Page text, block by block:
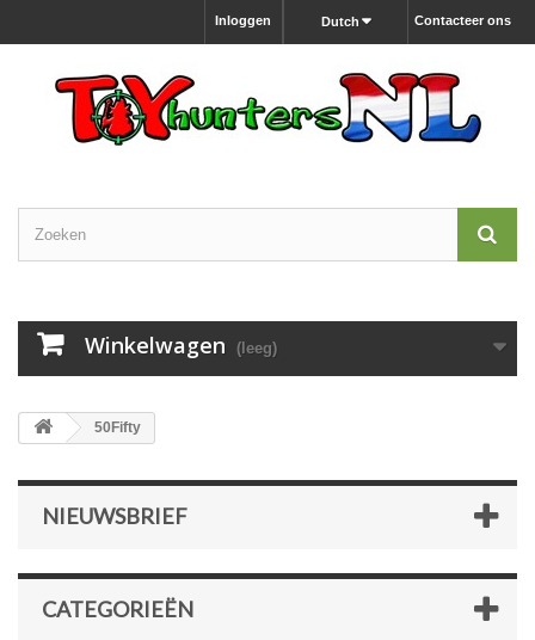
Contacteer ons
Dutch
Inloggen
Winkelwagen (leeg)
50Fifty
NIEUWSBRIEF
CATEGORIEËN